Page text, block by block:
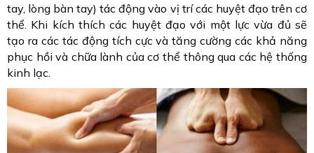
tay, lòng bàn tay) tác động vào vị trí các huyệt đạo trên cơ
thể. Khi kích thích các huyệt đạo với một lực vừa đủ sẽ
tạo ra các tác động tích cực và tăng cường các khả năng
phục hồi và chữa lành của cơ thể thông qua các hệ thống
kinh lạc.